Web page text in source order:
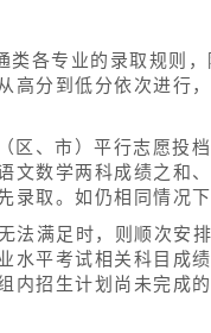
类各专业的录取规则
高分到低分依次进行
区、市）平行志愿投
文数学两科成绩之和
录取。如仍相同情况
法满足时，则顺次安
水平考试相关科目成
内招生计划尚未完成